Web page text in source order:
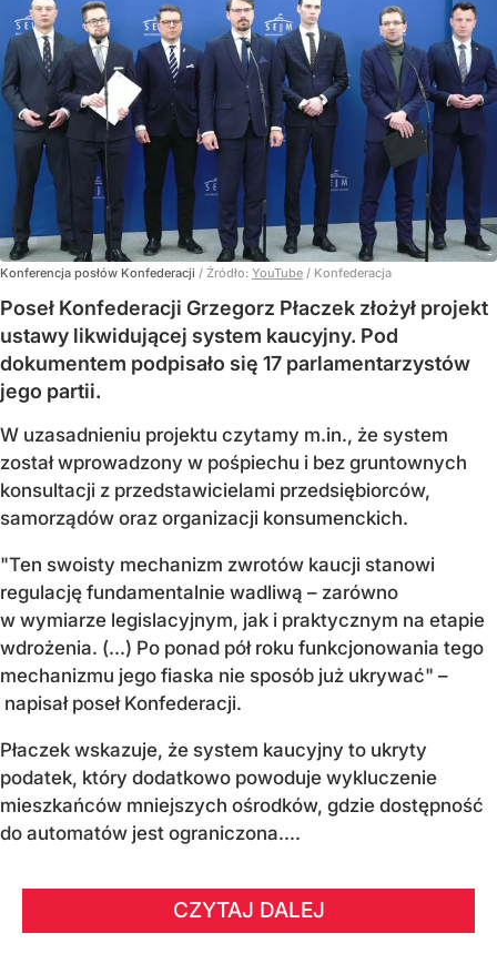
Konferencja posłów Konfederacji / Źródło: YouTube / Konfederacja
Poseł Konfederacji Grzegorz Płaczek złożył projekt
ustawy likwidującej system kaucyjny. Pod
dokumentem podpisało się 17 parlamentarzystów
jego partii.
W uzasadnieniu projektu czytamy m.in., że system
został wprowadzony w pośpiechu i bez gruntownych
konsultacji z przedstawicielami przedsiębiorców,
samorządów oraz organizacji konsumenckich.
"Ten swoisty mechanizm zwrotów kaucji stanowi
regulację fundamentalnie wadliwą – zarówno
w wymiarze legislacyjnym, jak i praktycznym na etapie
wdrożenia. (...) Po ponad pół roku funkcjonowania tego
mechanizmu jego fiaska nie sposób już ukrywać" –
napisał poseł Konfederacji.
Płaczek wskazuje, że system kaucyjny to ukryty
podatek, który dodatkowo powoduje wykluczenie
mieszkańców mniejszych ośrodków, gdzie dostępność
do automatów jest ograniczona....
CZYTAJ DALEJ